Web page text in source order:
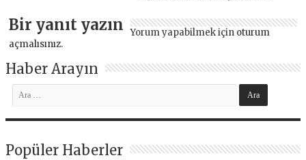
Bir yanıt yazın Yorum yapabilmek için oturum
açmalısınız.
Haber Arayın
Popüler Haberler